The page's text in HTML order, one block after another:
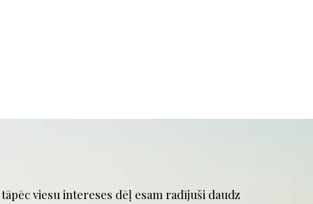
viesu intereses dēļ esam radījuši daudz